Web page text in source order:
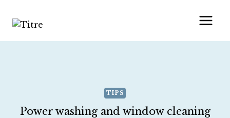
TIPS
Power washing and window cleaning